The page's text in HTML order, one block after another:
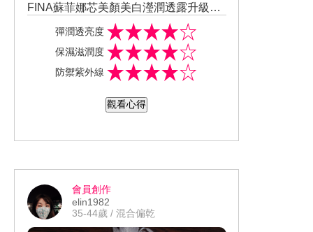
FINA蘇菲娜芯美顏美白瀅潤透露升級版
(清爽型) + SOFINA蘇菲娜芯美顏瀅潤日
間防禦乳升級版 (清爽型)SPF50+ PA+++
+ " 的正貨體驗試用 ! 話說SOFINA芯美
顏瀅潤系列 , 有項超級厲害的秘方唷 ! 能
讓人美的不要不要的 ! 日本花王公司耗費
下香培養菁華α*」! 月下香也就是台灣的
彈潤成分 ! 能活化肌膚貯水力，讓肌膚有
彈力且緊緻。看網路文獻 , 在日本一推出
, 即造成搶購風潮 !
彈潤透亮度
保濕滋潤度
防禦紫外線
觀看心得
會員創作
elin1982
35-44歲 / 混合偏乾